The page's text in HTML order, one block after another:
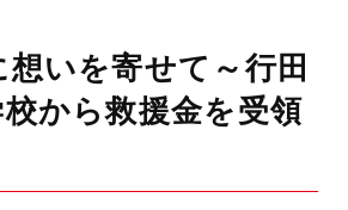
いを寄せて～行田
から救援金を受領